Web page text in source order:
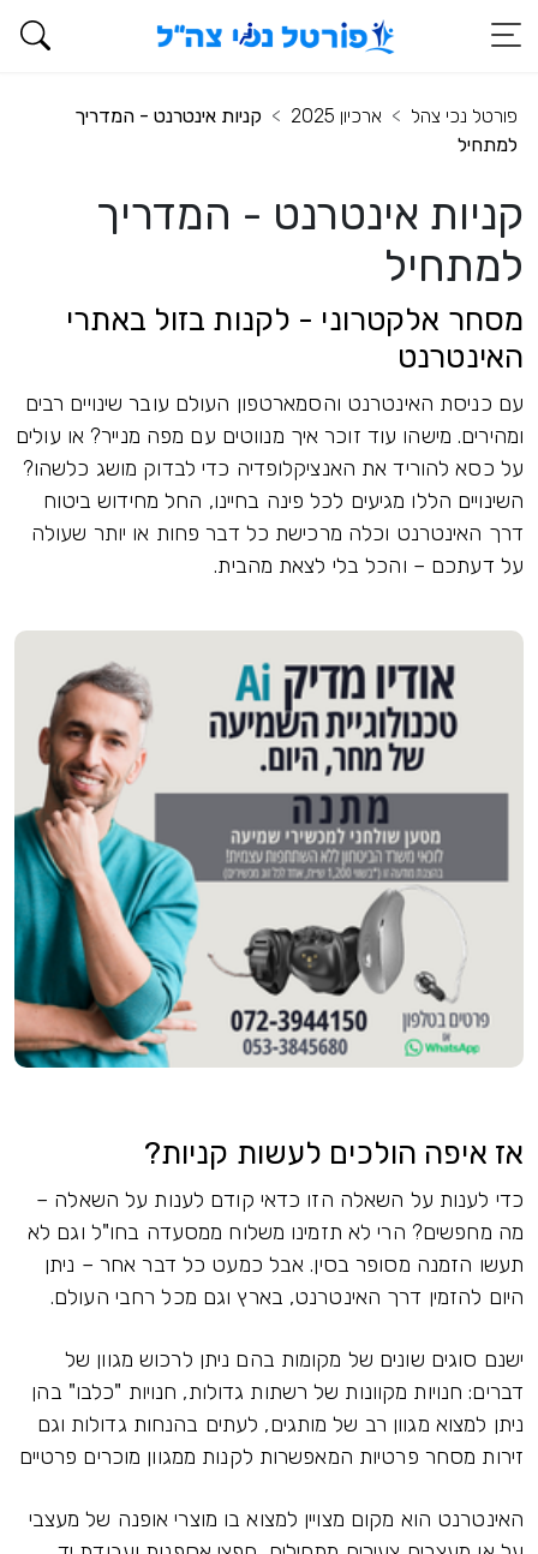
פורטל נכי צהל ארכיון 2025
קניות אינטרנט - המדריך
למתחיל
קניות אינטרנט - המדריך
למתחיל
מסחר אלקטרוני - לקנות בזול באתרי
האינטרנט
עם כניסת האינטרנט והסמארטפון העולם עובר שינויים רבים
ומהירים. מישהו עוד זוכר איך מנווטים עם מפה מנייר? או עולים
על כסא להוריד את האנציקלופדיה כדי לבדוק מושג כלשהו?
השינויים הללו מגיעים לכל פינה בחיינו, החל מחידוש ביטוח
דרך האינטרנט וכלה מרכישת כל דבר פחות או יותר שעולה
על דעתכם – והכל בלי לצאת מהבית.
אז איפה הולכים לעשות קניות?
כדי לענות על השאלה הזו כדאי קודם לענות על השאלה –
מה מחפשים? הרי לא תזמינו משלוח ממסעדה בחו"ל וגם לא
תעשו הזמנה מסופר בסין. אבל כמעט כל דבר אחר – ניתן
היום להזמין דרך האינטרנט, בארץ וגם מכל רחבי העולם.
ישנם סוגים שונים של מקומות בהם ניתן לרכוש מגוון של
דברים: חנויות מקוונות של רשתות גדולות, חנויות "כלבו" בהן
ניתן למצוא מגוון רב של מותגים, לעתים בהנחות גדולות וגם
זירות מסחר פרטיות המאפשרות לקנות ממגוון מוכרים פרטיים
האינטרנט הוא מקום מצויין למצוא בו מוצרי אופנה של מעצבי